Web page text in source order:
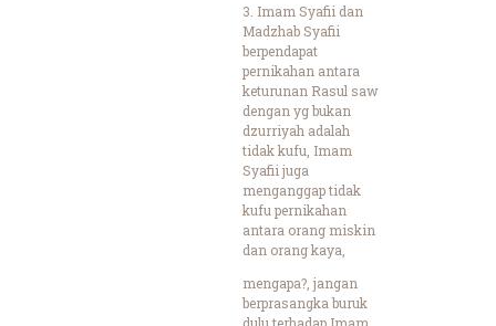
3. Imam Syafii dan
Madzhab Syafii
berpendapat
pernikahan antara
keturunan Rasul saw
dengan yg bukan
dzurriyah adalah
tidak kufu, Imam
Syafii juga
menganggap tidak
kufu pernikahan
antara orang miskin
dan orang kaya,
mengapa?, jangan
berprasangka buruk
dulu terhadap Imam